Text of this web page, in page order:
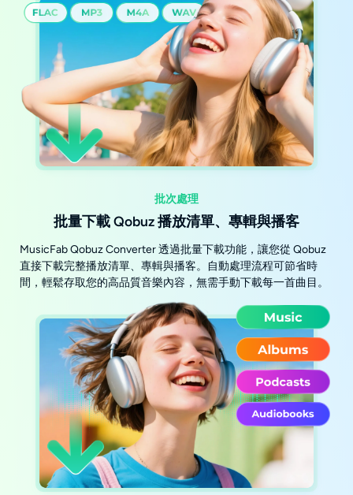
批次處理
批量下載 Qobuz 播放清單、專輯與播客
MusicFab Qobuz Converter 透過批量下載功能，讓您從 Qobuz
直接下載完整播放清單、專輯與播客。自動處理流程可節省時
間，輕鬆存取您的高品質音樂內容，無需手動下載每一首曲目。